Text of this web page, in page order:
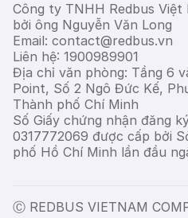
Công ty TNHH Redbus Việt
bởi ông Nguyễn Văn Long
Email: contact@redbus.vn
Liên hệ: 1900989901
Địa chỉ văn phòng: Tầng 6
Point, Số 2 Ngô Đức Kế,
Thành phố Chí Minh
Số Giấy chứng nhận đăng
0317772069 được cấp bởi
phố Hồ Chí Minh lần đầu
Ⓒ REDBUS VIETNAM